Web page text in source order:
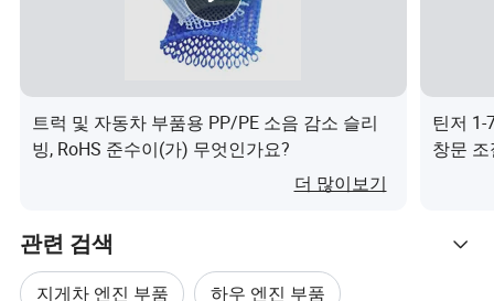
잔액을 지불하기 전에.
3분기 배송 조건은 무엇입니까?
A: 일반적으로, 선금을 받은 후 3-7일이 걸립니다. 특정 배달
시간은 에 따라 다릅니다
주문 품목 및 수량
트럭 및 자동차 부품용 PP/PE 소음 감소 슬리
빙, RoHS 준수이(가) 무엇인가요?
더 많이보기
틴저 1-
창문
관련 검색
지게차 엔진 부품 하우 엔진 부품